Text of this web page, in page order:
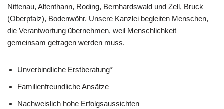
Nittenau, Altenthann, Roding, Bernhardswald und Zell, Bruck
(Oberpfalz), Bodenwöhr. Unsere Kanzlei begleiten Menschen,
die Verantwortung übernehmen, weil Menschlichkeit
gemeinsam getragen werden muss.
Unverbindliche Erstberatung*
Familienfreundliche Ansätze
Nachweislich hohe Erfolgsaussichten